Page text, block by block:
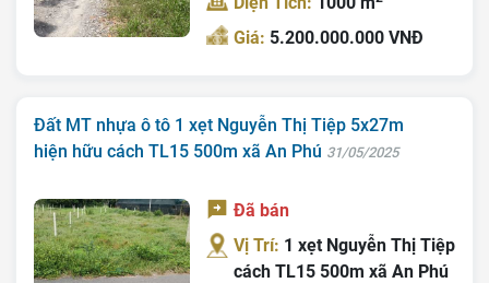
Giới Thiệu
Nhà Bán
Nhà Đất Giá Tốt
Ký Gửi
Liên Hệ
Giá: 5.200.000.000 VNĐ
Đất MT nhựa ô tô 1 xẹt Nguyễn Thị Tiệp 5x27m
hiện hữu cách TL15 500m xã An Phú 31/05/2025
Đã bán
Vị Trí: 1 xẹt Nguyễn Thị Tiệp
cách TL15 500m xã An Phú